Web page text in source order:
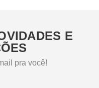
E
pra você!